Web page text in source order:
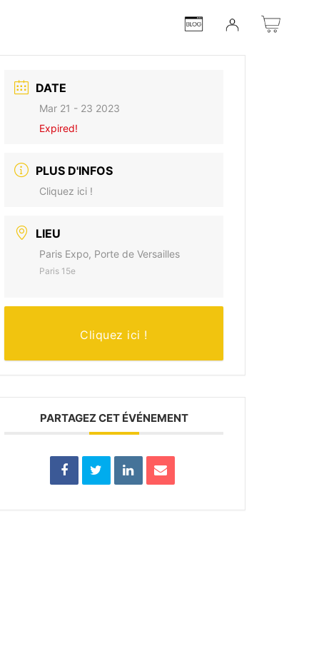
DATE
Mar 21 - 23 2023
Expired!
PLUS D'INFOS
Cliquez ici !
LIEU
Paris Expo, Porte de Versailles
Paris 15e
Cliquez ici !
PARTAGEZ CET ÉVÉNEMENT